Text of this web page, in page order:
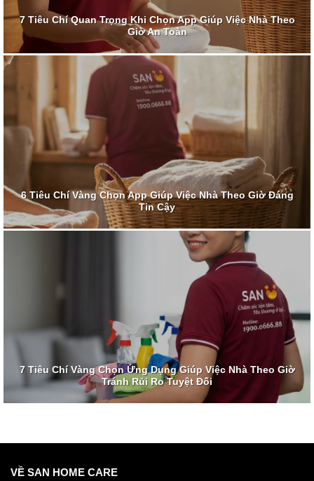
7 Tiêu Chí Quan Trọng Khi Chọn App Giúp Việc Nhà Theo
Giờ An Toàn
6 Tiêu Chí Vàng Chọn App Giúp Việc Nhà Theo Giờ Đáng
Tin Cậy
7 Tiêu Chí Vàng Chọn Ứng Dụng Giúp Việc Nhà Theo Giờ
Tránh Rủi Ro Tuyệt Đối
VỀ SAN HOME CARE